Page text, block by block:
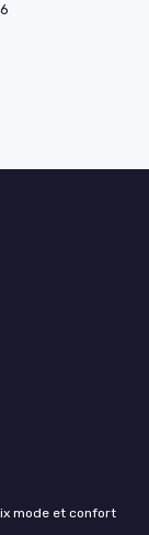
mode et confort